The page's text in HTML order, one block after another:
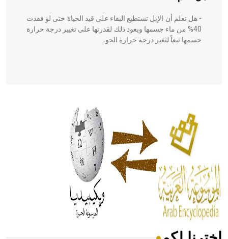
- هل تعلم أن الإبل تستطيع البقاء على قيد الحياة حتى لو فقدت
40% من ماء جسمها ويعود ذلك لقدرتها على تغيير درجة حرارة
جسمها تبعاً لتغير درجة حرارة الجو،
الحكم، الأدلة، تنظيم التغذية، ورسالته في جروح الرأس. ويعود
له الفضل بأنه حرر الطب من الدين والفلسفة.
- هل تعلم أن المرجان إفراز حيواني يتكون في البحر ويتركب
من مادة كربونات الكلسيوم، وهو أحمر أو شديد الحمرة وهو
أجود أنواعه، ويمتاز بكبر الحجم ويسمى الش